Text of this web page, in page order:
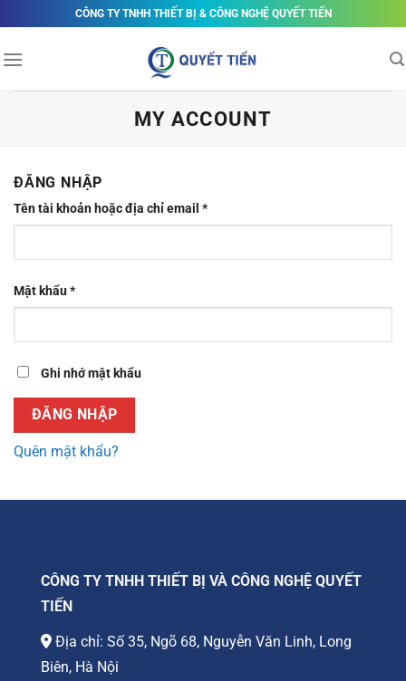
to
content
CÔNG TY TNHH THIẾT BỊ & CÔNG NGHỆ QUYẾT TIẾN
MY ACCOUNT
ĐĂNG NHẬP
Tên tài khoản hoặc địa chỉ email *
Mật khẩu*
Ghi nhớ mật khẩu
ĐĂNG NHẬP
Quên mật khẩu?
CÔNG TY TNHH THIẾT BỊ VÀ CÔNG NGHỆ QUYẾT
TIẾN
Địa chỉ: Số 35, Ngõ 68, Nguyễn Văn Linh, Long
Biên, Hà Nội